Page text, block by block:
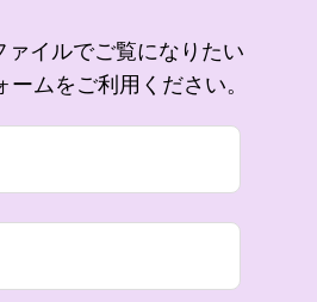
ァイルでご覧になりたい
ムをご利用ください。